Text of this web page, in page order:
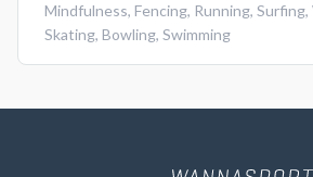
Mindfulness, Fencing, Running, Surfing,
Skating, Bowling, Swimming